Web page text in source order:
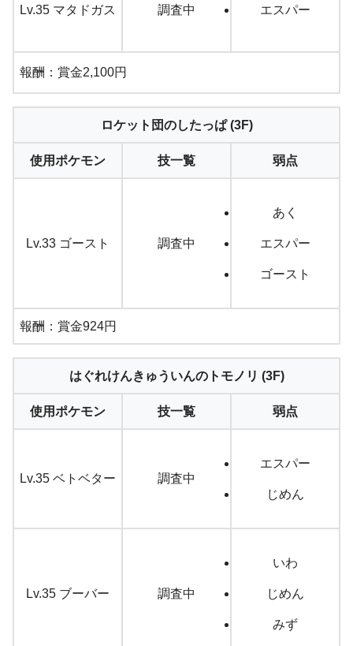
Lv.35 マタドガス 調査中 エスパー
報酬：賞金2,100円
ロケット団のしたっぱ (3F)
使用ポケモン 技一覧 弱点
Lv.33 ゴースト 調査中
あく
エスパー
ゴースト
報酬：賞金924円
はぐれけんきゅういんのトモノリ (3F)
使用ポケモン 技一覧 弱点
Lv.35 ベトベター 調査中
エスパー
じめん
Lv.35 ブーバー 調査中
いわ
じめん
みず